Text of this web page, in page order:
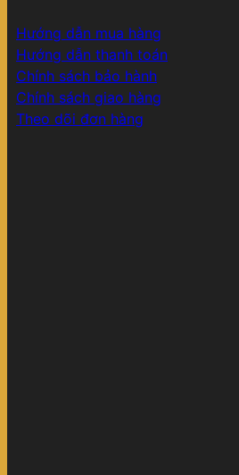
Hướng dẫn mua hàng
Hướng dẫn thanh toán
Chính sách bảo hành
Chính sách giao hàng
Theo dõi đơn hàng